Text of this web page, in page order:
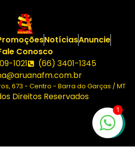
NotíciasAnuncie
Conosco
1021
(66) 3401-1345
673 - Centro - Barra do Garças / MT
Direitos Reservados
1